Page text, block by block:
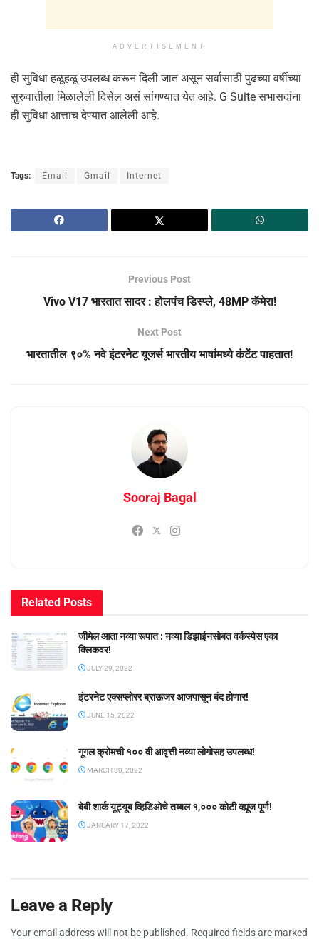
ADVERTISEMENT
ही सुविधा हळूहळू उपलब्ध करून दिली जात असून सर्वांसाठी पुढच्या वर्षीच्या
सुरुवातीला मिळालेली दिसेल असं सांगण्यात येत आहे. G Suite सभासदांना
ही सुविधा आत्ताच देण्यात आलेली आहे.
Tags: Email Gmail Internet
Previous Post
Vivo V17 भारतात सादर : होलपंच डिस्प्ले, 48MP कॅमेरा!
Next Post
भारतातील ९०% नवे इंटरनेट यूजर्स भारतीय भाषांमध्ये कंटेंट पाहतात!
Sooraj Bagal
Related Posts
जीमेल आता नव्या रूपात : नव्या डिझाईनसोबत वर्कस्पेस एका
क्लिकवर!
JULY 29, 2022
इंटरनेट एक्सप्लोरर ब्राऊजर आजपासून बंद होणार!
JUNE 15, 2022
गूगल क्रोमची १०० वी आवृत्ती नव्या लोगोसह उपलब्ध!
MARCH 30, 2022
बेबी शार्क यूट्यूब व्हिडिओचे तब्बल १,००० कोटी व्ह्यूज पूर्ण!
JANUARY 17, 2022
Leave a Reply
Your email address will not be published. Required fields are marked